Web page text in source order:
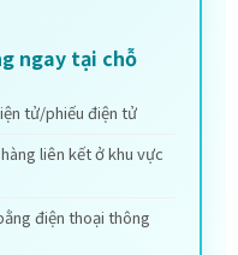
ngay tại chỗ
tử/phiếu điện tử
liên kết ở khu vực
điện thoại thông